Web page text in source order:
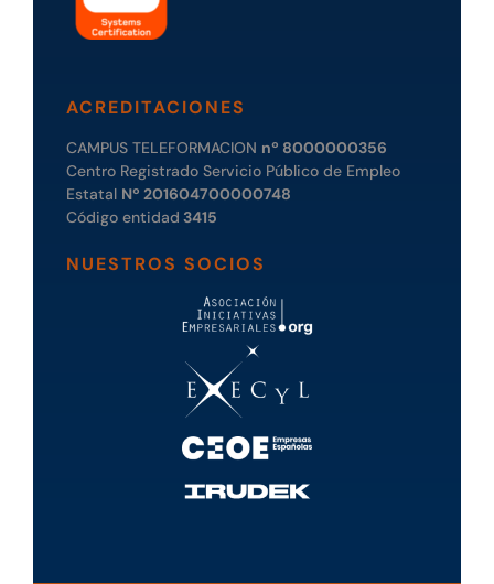
ACREDITACIONES
CAMPUS TELEFORMACION nº 8000000356
Centro Registrado Servicio Público de Empleo
Estatal Nº 201604700000748
Código entidad 3415
NUESTROS SOCIOS